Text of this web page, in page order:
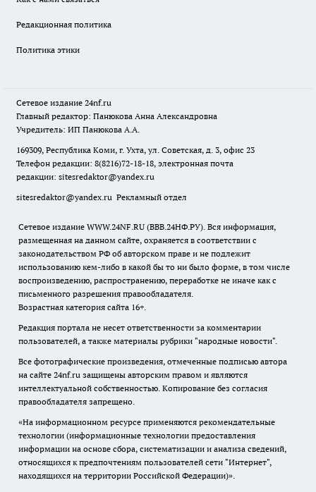
Редакционная политика
Политика этики
Сетевое издание 24nf.ru
Главный редактор: Панюкова Анна Александровна
Учредитель: ИП Панюкова А.А.
169309, Республика Коми, г. Ухта, ул. Советская, д. 3, офис 23
Телефон редакции: 8(8216)72-18-18, электронная почта
редакции: sitesredaktor@yandex.ru
sitesredaktor@yandex.ru Рекламный отдел
Сетевое издание WWW.24NF.RU (ВВВ.24НФ.РУ). Вся информация,
размещенная на данном сайте, охраняется в соответствии с
законодательством РФ об авторском праве и не подлежит
использованию кем-либо в какой бы то ни было форме, в том числе
воспроизведению, распространению, переработке не иначе как с
письменного разрешения правообладателя.
Возрастная категория сайта 16+.
Редакция портала не несет ответственности за комментарии
пользователей, а также материалы рубрики "народные новости".
Все фотографические произведения, отмеченные подписью автора
на сайте 24nf.ru защищены авторским правом и являются
интеллектуальной собственностью. Копирование без согласия
правообладателя запрещено.
«На информационном ресурсе применяются рекомендательные
технологии (информационные технологии предоставления
информации на основе сбора, систематизации и анализа сведений,
относящихся к предпочтениям пользователей сети "Интернет",
находящихся на территории Российской Федерации)».